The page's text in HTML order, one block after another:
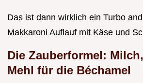
Das ist dann wirklich ein Turbo
Makkaroni Auflauf mit Käse und
Die Zauberformel:
Mehl für die Béchamel